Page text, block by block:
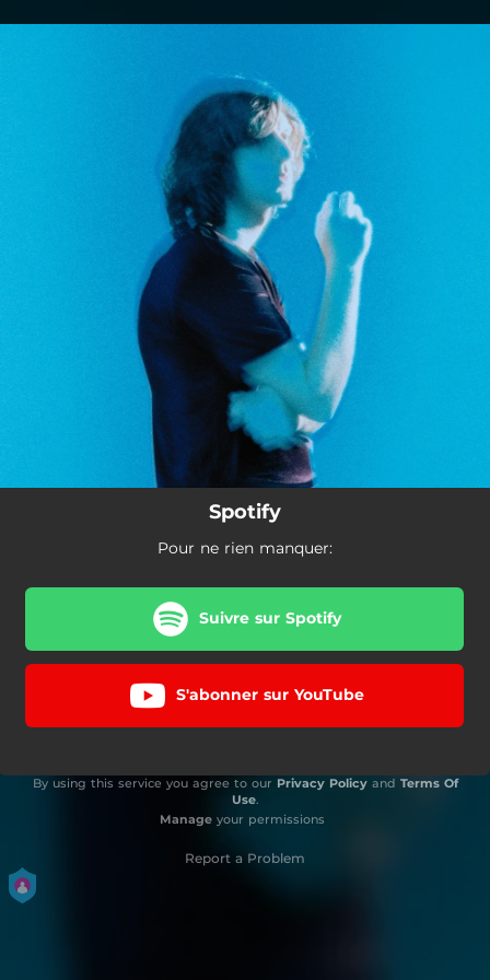
You're all set!
Spotify
Pour ne rien manquer:
Suivre sur Spotify
S'abonner sur YouTube
By using this service you agree to our Privacy Policyand Terms Of
Use.
Manageyour permissions
Report a Problem